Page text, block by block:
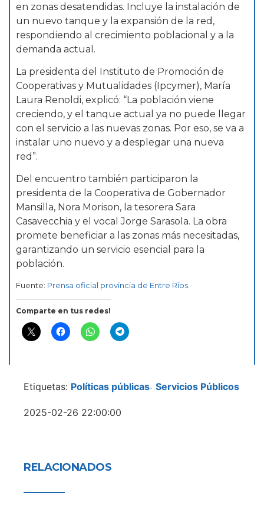
en zonas desatendidas. Incluye la instalación de
un nuevo tanque y la expansión de la red,
respondiendo al crecimiento poblacional y a la
demanda actual.
La presidenta del Instituto de Promoción de
Cooperativas y Mutualidades (Ipcymer), María
Laura Renoldi, explicó: “La población viene
creciendo, y el tanque actual ya no puede llegar
con el servicio a las nuevas zonas. Por eso, se va a
instalar uno nuevo y a desplegar una nueva
red”.
Del encuentro también participaron la
presidenta de la Cooperativa de Gobernador
Mansilla, Nora Morison, la tesorera Sara
Casavecchia y el vocal Jorge Sarasola. La obra
promete beneficiar a las zonas más necesitadas,
garantizando un servicio esencial para la
población.
Fuente: Prensa oficial provincia de Entre Ríos
Comparte en tus redes!
Etiquetas: Políticas públicas- Servicios Públicos
2025-02-26 22:00:00
RELACIONADOS